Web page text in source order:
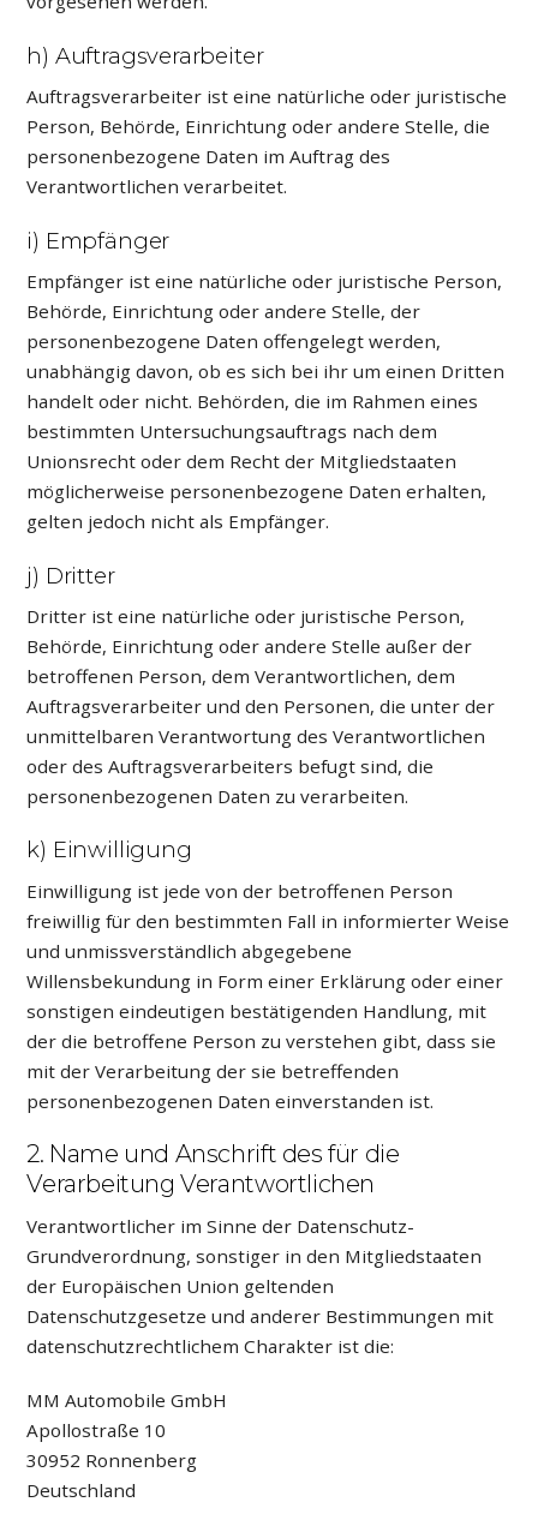
h) Auftragsverarbeiter
Auftragsverarbeiter ist eine natürliche oder juristische
Person, Behörde, Einrichtung oder andere Stelle, die
personenbezogene Daten im Auftrag des
Verantwortlichen verarbeitet.
i) Empfänger
Empfänger ist eine natürliche oder juristische Person,
Behörde, Einrichtung oder andere Stelle, der
personenbezogene Daten offengelegt werden,
unabhängig davon, ob es sich bei ihr um einen Dritten
handelt oder nicht. Behörden, die im Rahmen eines
bestimmten Untersuchungsauftrags nach dem
Unionsrecht oder dem Recht der Mitgliedstaaten
möglicherweise personenbezogene Daten erhalten,
gelten jedoch nicht als Empfänger.
j) Dritter
Dritter ist eine natürliche oder juristische Person,
Behörde, Einrichtung oder andere Stelle außer der
betroffenen Person, dem Verantwortlichen, dem
Auftragsverarbeiter und den Personen, die unter der
unmittelbaren Verantwortung des Verantwortlichen
oder des Auftragsverarbeiters befugt sind, die
personenbezogenen Daten zu verarbeiten.
k) Einwilligung
Einwilligung ist jede von der betroffenen Person
freiwillig für den bestimmten Fall in informierter Weise
und unmissverständlich abgegebene
Willensbekundung in Form einer Erklärung oder einer
sonstigen eindeutigen bestätigenden Handlung, mit
der die betroffene Person zu verstehen gibt, dass sie
mit der Verarbeitung der sie betreffenden
personenbezogenen Daten einverstanden ist.
2. Name und Anschrift des für die
Verarbeitung Verantwortlichen
Verantwortlicher im Sinne der Datenschutz-
Grundverordnung, sonstiger in den Mitgliedstaaten
der Europäischen Union geltenden
Datenschutzgesetze und anderer Bestimmungen mit
datenschutzrechtlichem Charakter ist die:
MM Automobile GmbH
Apollostraße 10
30952 Ronnenberg
Deutschland